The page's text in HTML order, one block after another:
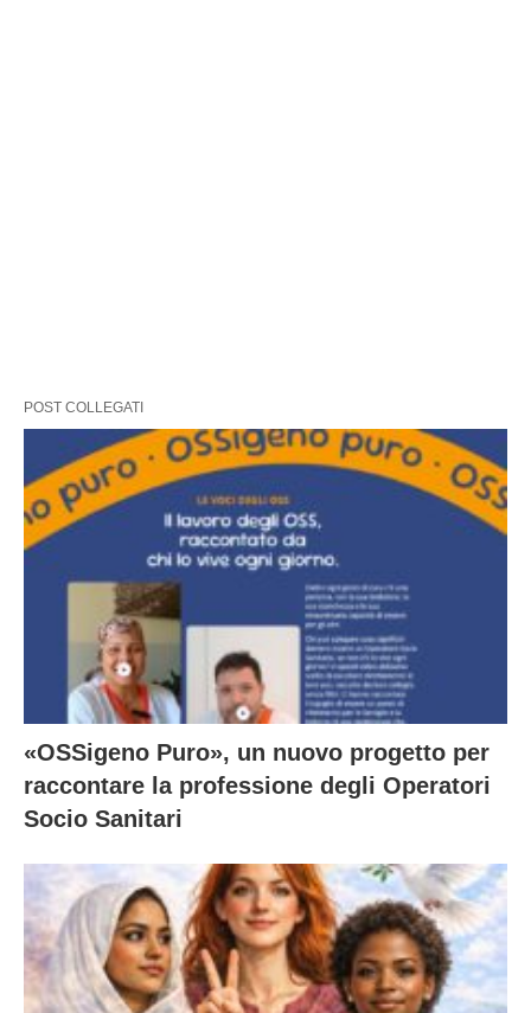
POST COLLEGATI
«OSSigeno Puro», un nuovo progetto per
raccontare la professione degli Operatori
Socio Sanitari